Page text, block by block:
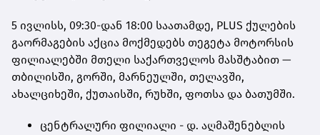
5 ივლისს, 09:30-დან 18:00 საათამდე, PLUS ქულების
გაორმაგების აქცია მოქმედებს თეგეტა მოტორსის
ფილიალებში მთელი საქართველოს მასშტაბით —
თბილისში, გორში, მარნეულში, თელავში,
ახალციხეში, ქუთაისში, რუხში, ფოთსა და ბათუმში.
ცენტრალური ფილიალი - დ. აღმაშენებლის